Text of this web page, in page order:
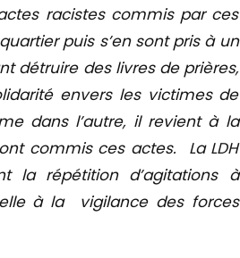
racistes commis par ces
puis s’en sont pris à un
détruire des livres de prières,
envers les victimes de
dans l’autre, il revient à la
commis ces actes. La LDH
la répétition d’agitations à
à la vigilance des forces